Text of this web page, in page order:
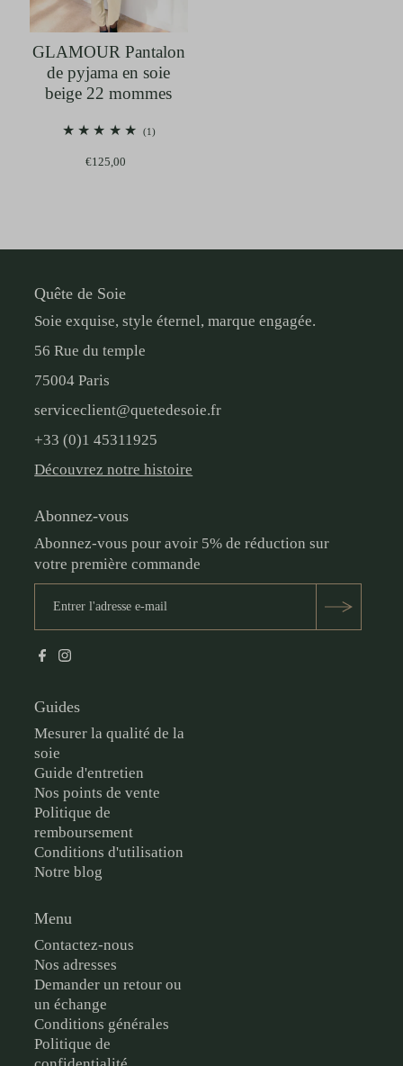
GLAMOUR Pantalon
de pyjama en soie
beige 22 mommes
(1)
€125,00
Quête de Soie
Soie exquise, style éternel, marque engagée.
56 Rue du temple
75004 Paris
serviceclient@quetedesoie.fr
+33 (0)1 45311925
Découvrez notre histoire
Abonnez-vous
Abonnez-vous pour avoir 5% de réduction sur
votre première commande
Guides
Mesurer la qualité de la
soie
Guide d'entretien
Nos points de vente
Politique de
remboursement
Conditions d'utilisation
Notre blog
Menu
Contactez-nous
Nos adresses
Demander un retour ou
un échange
Conditions générales
Politique de